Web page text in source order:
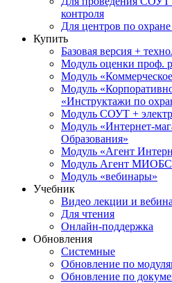
контроля
Для центров по охране
Купить
Базовая версия +
Модуль оценки проф.
Модуль
Модуль
«Инструктажи по
Модуль СОУТ +
Модуль «Интернет-
Образования»
Модуль «Агент
Модуль Агент МИОБС
Модуль «вебинары»
Учебник
Видео лекции и
Для чтения
Онлайн-поддержка
Обновления
Системные
Обновление по
Обновление по